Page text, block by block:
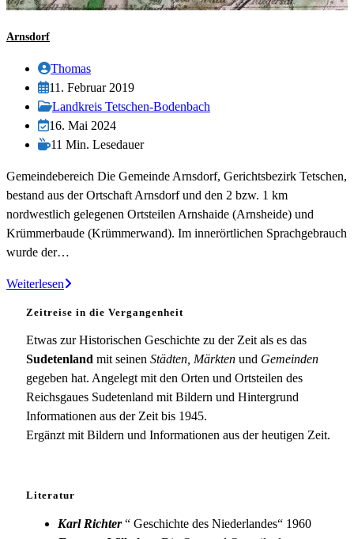
Arnsdorf
Beitrags-
Autor:
Thomas
Beitrag
veröffentlicht:
11. Februar 2019
Beitrags-
Kategorie:
Landkreis Tetschen-Bodenbach
Beitrag
zuletzt
am:
16. Mai 2024
Lesedauer:
11 Min. Lesedauer
Gemeindebereich Die Gemeinde Arnsdorf, Gerichtsbezirk Tetschen,
bestand aus der Ortschaft Arnsdorf und den 2 bzw. 1 km
nordwestlich gelegenen Ortsteilen Arnshaide (Arnsheide) und
Krümmerbaude (Krümmerwand). Im innerörtlichen Sprachgebrauch
wurde der…
WeiterlesenArnsdorf
Zeitreise in die Vergangenheit
Etwas zur Historischen Geschichte zu der Zeit als es das
Sudetenland mit seinen Städten, Märkten und Gemeinden
gegeben hat. Angelegt mit den Orten und Ortsteilen des
Reichsgaues Sudetenland mit Bildern und Hintergrund
Informationen aus der Zeit bis 1945.
Ergänzt mit Bildern und Informationen aus der heutigen Zeit.
Literatur
Karl Richter“ Geschichte des Niederlandes“ 1960